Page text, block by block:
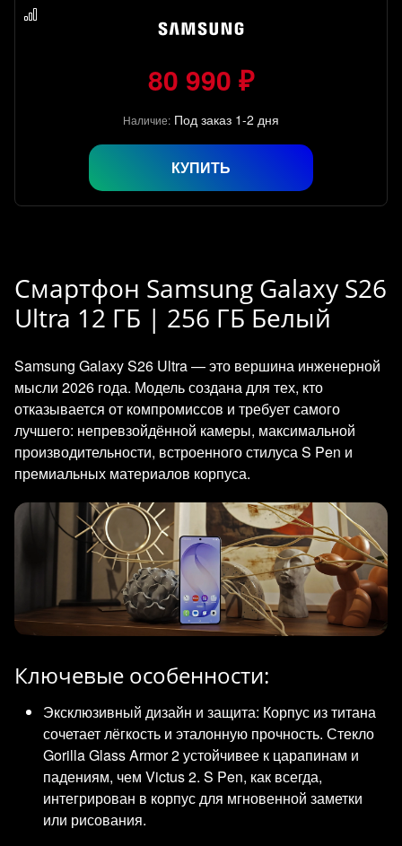
80 990 ₽
Наличие: Под заказ 1-2 дня
КУПИТЬ
Смартфон Samsung Galaxy S26
Ultra 12 ГБ | 256 ГБ Белый
Samsung Galaxy S26 Ultra — это вершина инженерной
мысли 2026 года. Модель создана для тех, кто
отказывается от компромиссов и требует самого
лучшего: непревзойдённой камеры, максимальной
производительности, встроенного стилуса S Pen и
премиальных материалов корпуса.
Ключевые особенности:
Эксклюзивный дизайн и защита: Корпус из титана
сочетает лёгкость и эталонную прочность. Стекло
Gorilla Glass Armor 2 устойчивее к царапинам и
падениям, чем Victus 2. S Pen, как всегда,
интегрирован в корпус для мгновенной заметки
или рисования.